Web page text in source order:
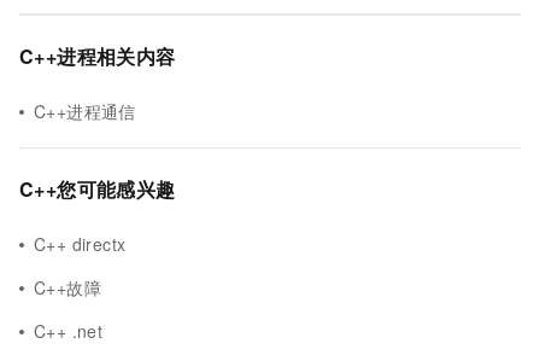
C++进程相关内容
C++进程通信
C++您可能感兴趣
C++ directx
C++故障
C++ .net